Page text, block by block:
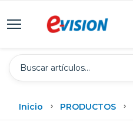
Inicio PRODUCTOS